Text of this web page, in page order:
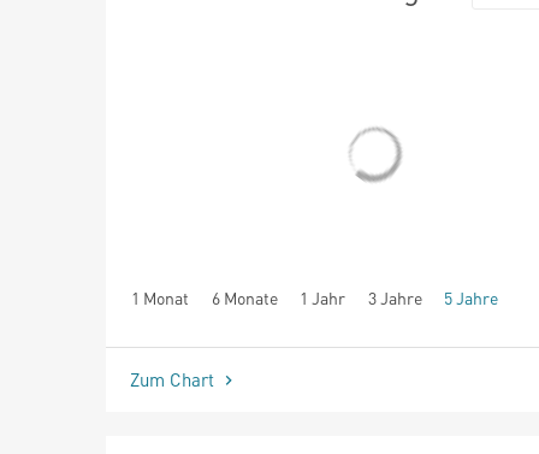
1 Monat 6 Monate 1 Jahr 3 Jahre 5 Jahre
seit Beginn
Zum Chart